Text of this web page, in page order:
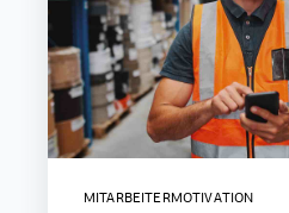
MITARBEITERMOTIVATION